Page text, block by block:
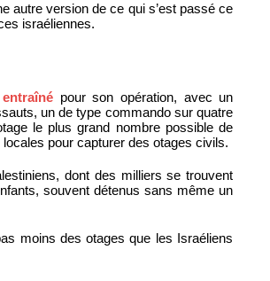
autre version de ce qui s’est passé ce
israéliennes.
pour son opération, avec un
un de type commando sur quatre
le plus grand nombre possible de
pour capturer des otages civils.
dont des milliers se trouvent
souvent détenus sans même un
moins des otages que les Israéliens